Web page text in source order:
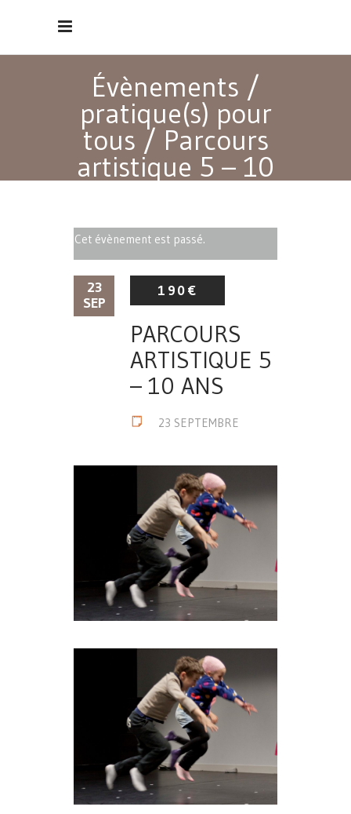
Évènements /
pratique(s) pour
tous / Parcours
artistique 5 – 10
Cet évènement est passé.
23
SEP
190€
PARCOURS
ARTISTIQUE 5
– 10 ANS
23 SEPTEMBRE